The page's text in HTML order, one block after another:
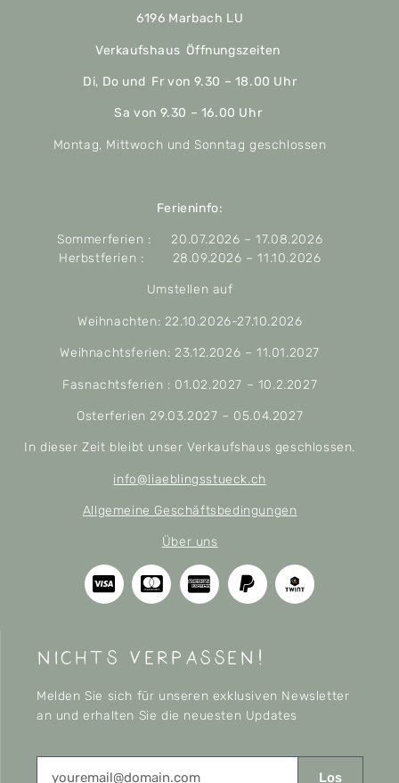
6196 Marbach LU
Verkaufshaus Öffnungszeiten
Di, Do und Fr von 9.30 – 18.00 Uhr
Sa von 9.30 – 16.00 Uhr
Montag, Mittwoch und Sonntag geschlossen
Ferieninfo:
Sommerferien : 20.07.2026 – 17.08.2026
Herbstferien : 28.09.2026 – 11.10.2026
Umstellen auf
Weihnachten: 22.10.2026-27.10.2026
Weihnachtsferien: 23.12.2026 – 11.01.2027
Fasnachtsferien : 01.02.2027 – 10.2.2027
Osterferien 29.03.2027 – 05.04.2027
In dieser Zeit bleibt unser Verkaufshaus geschlossen.
info@liaeblingsstueck.ch
Allgemeine Geschäftsbedingungen
Über uns
nichts verpassen!
Melden Sie sich für unseren exklusiven Newsletter
an und erhalten Sie die neuesten Updates
Los